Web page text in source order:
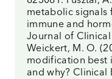
metabolic signals
immune and
Journal of
Weickert, M. O.
modification best
and why? Clinical